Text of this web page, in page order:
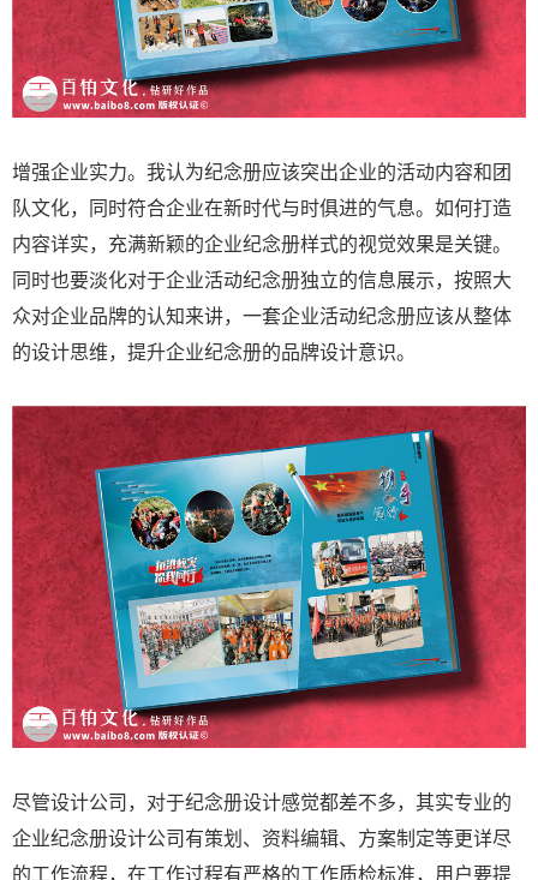
增强企业实力。我认为纪念册应该突出企业的活动内容和团
队文化，同时符合企业在新时代与时俱进的气息。如何打造
内容详实，充满新颖的企业纪念册样式的视觉效果是关键。
同时也要淡化对于企业活动纪念册独立的信息展示，按照大
众对企业品牌的认知来讲，一套企业活动纪念册应该从整体
的设计思维，提升企业纪念册的品牌设计意识。
尽管设计公司，对于纪念册设计感觉都差不多，其实专业的
企业纪念册设计公司有策划、资料编辑、方案制定等更详尽
的工作流程，在工作过程有严格的工作质检标准，用户要提